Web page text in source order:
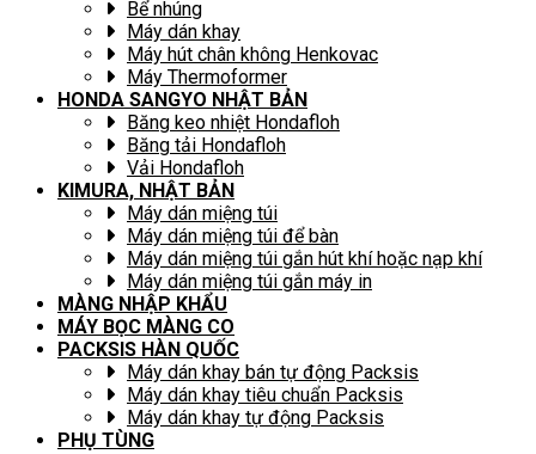
Bể nhúng
Máy dán khay
Máy hút chân không Henkovac
Máy Thermoformer
HONDA SANGYO NHẬT BẢN
Băng keo nhiệt Hondafloh
Băng tải Hondafloh
Vải Hondafloh
KIMURA, NHẬT BẢN
Máy dán miệng túi
Máy dán miệng túi để bàn
Máy dán miệng túi gắn hút khí hoặc nạp khí
Máy dán miệng túi gắn máy in
MÀNG NHẬP KHẨU
MÁY BỌC MÀNG CO
PACKSIS HÀN QUỐC
Máy dán khay bán tự động Packsis
Máy dán khay tiêu chuẩn Packsis
Máy dán khay tự động Packsis
PHỤ TÙNG